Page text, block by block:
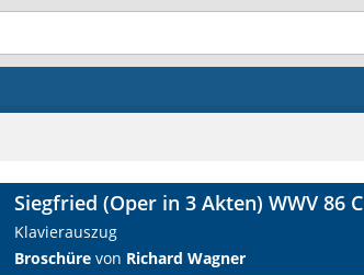
Siegfried (Oper in 3 Akten) WWV 86 C
Klavierauszug
Broschüre von Richard Wagner